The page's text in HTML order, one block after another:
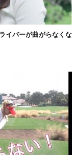
イバーが曲がらなくな